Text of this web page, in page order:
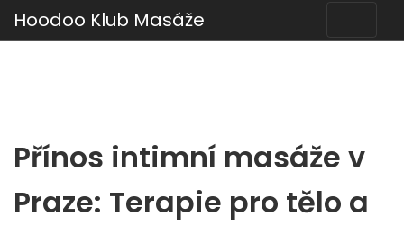
Hoodoo Klub Masáže
Přínos intimní masáže v
Praze: Terapie pro tělo a